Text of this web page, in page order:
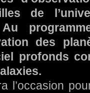
de
des
profonds
l’occasion